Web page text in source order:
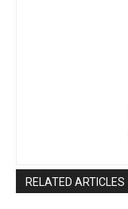
RELATED ARTICLES